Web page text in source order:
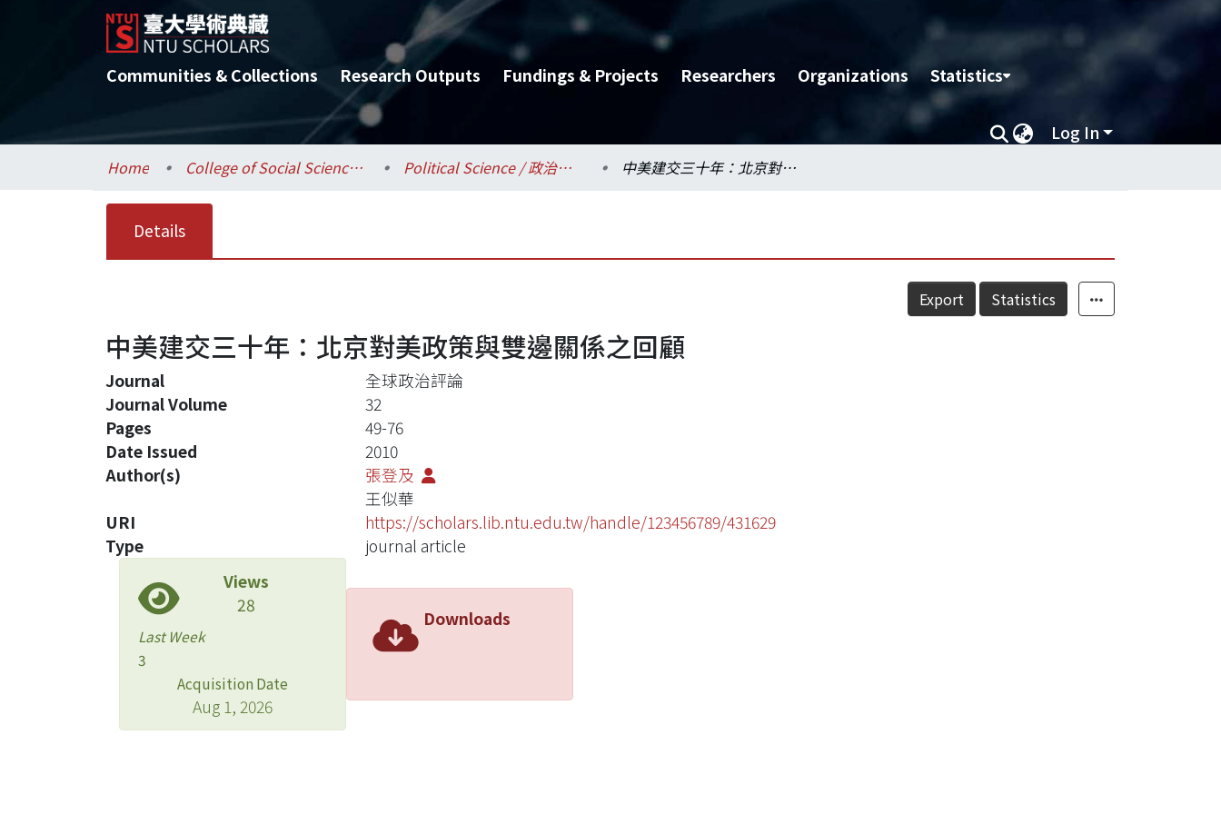
Communities & Collections Research Outputs Fundings & Projects Researchers Organizations Statistics
Log In
Home College of Social Sciences / 社會科學院 Political Science / 政治學系 中美建交三十年：北京對美政策與雙邊關係之回顧
Details
Export Statistics
中美建交三十年：北京對美政策與雙邊關係之回顧
Journal
全球政治評論
Journal Volume
32
Pages
49-76
Date Issued
2010
Author(s)
張登及
王似華
URI
https://scholars.lib.ntu.edu.tw/handle/123456789/431629
Type
journal article
Views
28
Last Week
3
Acquisition Date
Aug 1, 2026
Downloads